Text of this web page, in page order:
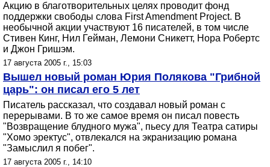
Акцию в благотворительных целях проводит фонд
поддержки свободы слова First Amendment Project. В
необычной акции участвуют 16 писателей, в том числе
Стивен Кинг, Нил Гейман, Лемони Сникетт, Нора Робертс
и Джон Гришэм.
17 августа 2005 г., 15:03
Вышел новый роман Юрия Полякова "Грибной
царь": он писал его 5 лет
Писатель рассказал, что создавал новый роман с
перерывами. В то же самое время он писал повесть
"Возвращение блудного мужа", пьесу для Театра сатиры
"Хомо эректус", отвлекался на экранизацию романа
"Замыслил я побег".
17 августа 2005 г., 14:10